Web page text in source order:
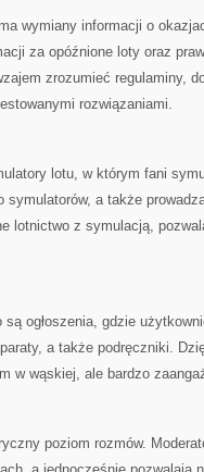
wymiany informacji o
za opóźnione loty oraz
zrozumieć regulaminy,
rozwiązaniami.
lotu, w którym fani
a także
lotnictwo z symulacją,
ogłoszenia, gdzie
a także podręczniki.
w wąskiej, ale bardzo
poziom rozmów.